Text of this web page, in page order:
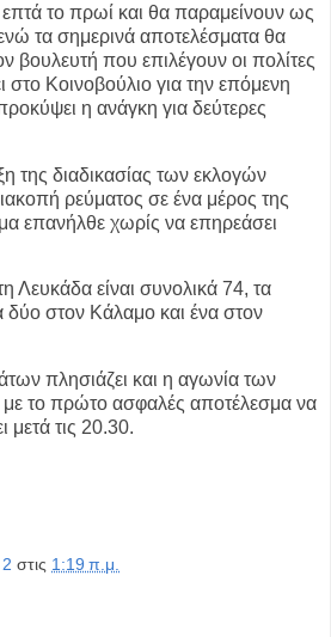
επτά το πρωί και θα παραμείνουν ως
τα σημερινά αποτελέσματα θα
βουλευτή που επιλέγουν οι πολίτες
Κοινοβούλιο για την επόμενη
η ανάγκη για δεύτερες
της διαδικασίας των εκλογών
ρεύματος σε ένα μέρος της
επανήλθε χωρίς να επηρεάσει
Λευκάδα είναι συνολικά 74, τα
δύο στον Κάλαμο και ένα στον
πλησιάζει και η αγωνία των
το πρώτο ασφαλές αποτέλεσμα να
μετά τις 20.30.
στις 1:19 π.μ.